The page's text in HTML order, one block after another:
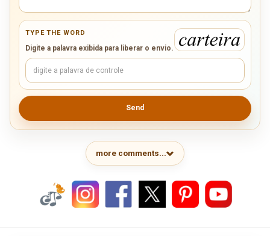
TYPE THE WORD
Digite a palavra exibida para liberar o envio.
Send
more comments...